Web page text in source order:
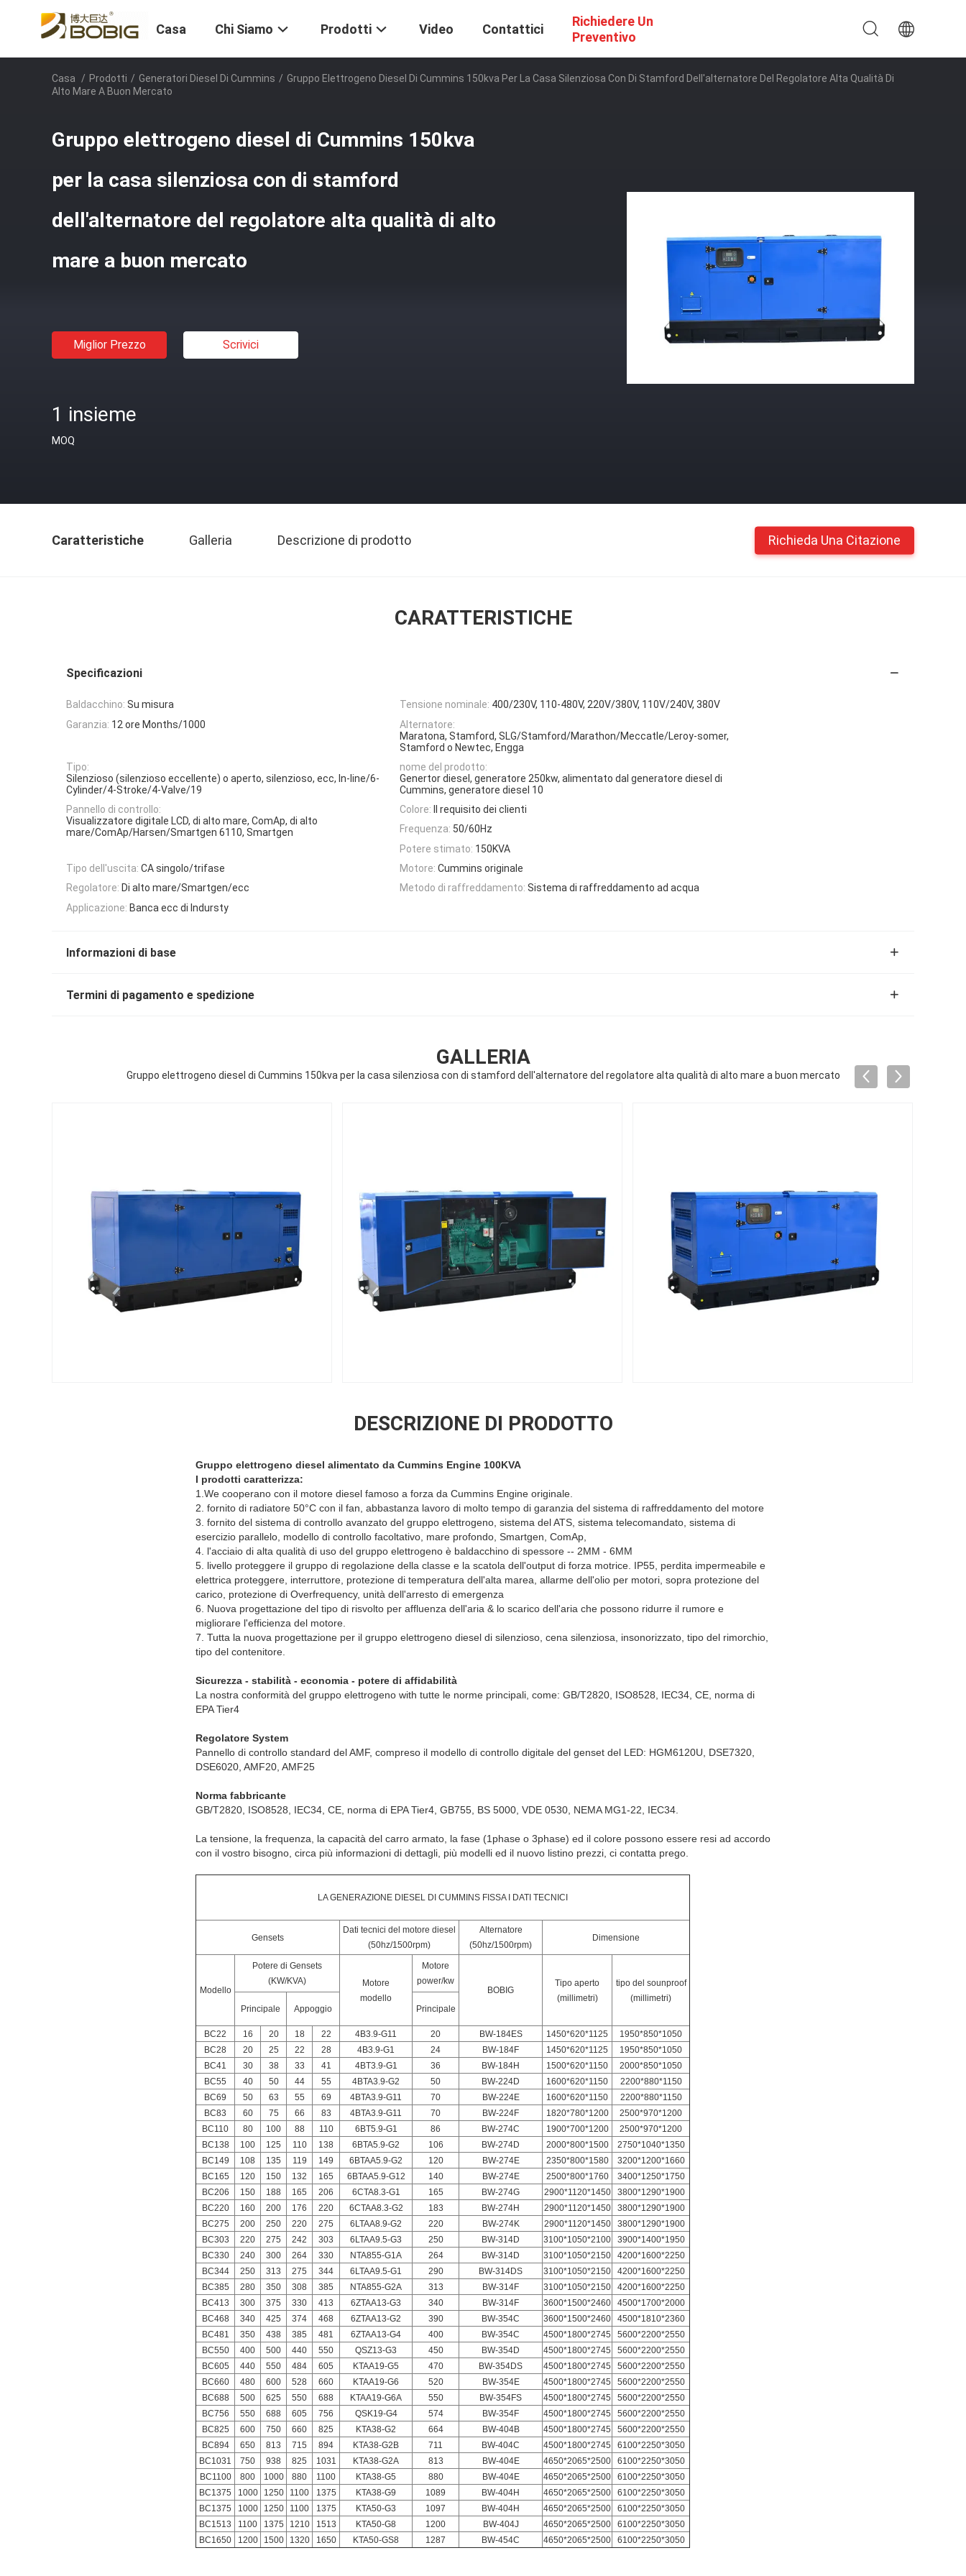
Casa Chi Siamo Prodotti Video Contattici
Richiedere Un
Preventivo
Casa / Prodotti / Generatori Diesel Di Cummins / Gruppo Elettrogeno Diesel Di Cummins 150kva Per La Casa Silenziosa Con Di Stamford Dell'alternatore Del Regolatore Alta Qualità Di
Alto Mare A Buon Mercato
Gruppo elettrogeno diesel di Cummins 150kva
per la casa silenziosa con di stamford
dell'alternatore del regolatore alta qualità di alto
mare a buon mercato
Miglior Prezzo Scrivici
1 insieme
MOQ
Caratteristiche Galleria Descrizione di prodotto Richieda Una Citazione
CARATTERISTICHE
Specificazioni
Baldacchino: Su misura Tensione nominale: 400/230V, 110-480V, 220V/380V, 110V/240V, 380V
Garanzia: 12 ore Months/1000
Alternatore:
Maratona, Stamford, SLG/Stamford/Marathon/Meccatle/Leroy-somer,
Stamford o Newtec, Engga
Tipo:
Silenzioso (silenzioso eccellente) o aperto, silenzioso, ecc, In-line/6-
Cylinder/4-Stroke/4-Valve/19
nome del prodotto:
Genertor diesel, generatore 250kw, alimentato dal generatore diesel di
Cummins, generatore diesel 10
Pannello di controllo:
Visualizzatore digitale LCD, di alto mare, ComAp, di alto
mare/ComAp/Harsen/Smartgen 6110, Smartgen
Colore:
Il requisito dei clienti
Frequenza: 50/60Hz
Potere stimato: 150KVA
Tipo dell'uscita: CA singolo/trifase Motore: Cummins originale
Regolatore: Di alto mare/Smartgen/ecc Metodo di raffreddamento: Sistema di raffreddamento ad acqua
Applicazione: Banca ecc di Indursty
Informazioni di base
Termini di pagamento e spedizione
GALLERIA
Gruppo elettrogeno diesel di Cummins 150kva per la casa silenziosa con di stamford dell'alternatore del regolatore alta qualità di alto mare a buon mercato
DESCRIZIONE DI PRODOTTO
Gruppo elettrogeno diesel alimentato da Cummins Engine 100KVA
I prodotti caratterizza:
1.We cooperano con il motore diesel famoso a forza da Cummins Engine originale.
2. fornito di radiatore 50°C con il fan, abbastanza lavoro di molto tempo di garanzia del sistema di raffreddamento del motore
3. fornito del sistema di controllo avanzato del gruppo elettrogeno, sistema del ATS, sistema telecomandato, sistema di
esercizio parallelo, modello di controllo facoltativo, mare profondo, Smartgen, ComAp,
4. l'acciaio di alta qualità di uso del gruppo elettrogeno è baldacchino di spessore -- 2MM - 6MM
5. livello proteggere il gruppo di regolazione della classe e la scatola dell'output di forza motrice. IP55, perdita impermeabile e
elettrica proteggere, interruttore, protezione di temperatura dell'alta marea, allarme dell'olio per motori, sopra protezione del
carico, protezione di Overfrequency, unità dell'arresto di emergenza
6. Nuova progettazione del tipo di risvolto per affluenza dell'aria & lo scarico dell'aria che possono ridurre il rumore e
migliorare l'efficienza del motore.
7. Tutta la nuova progettazione per il gruppo elettrogeno diesel di silenzioso, cena silenziosa, insonorizzato, tipo del rimorchio,
tipo del contenitore.
Sicurezza - stabilità - economia - potere di affidabilità
La nostra conformità del gruppo elettrogeno with tutte le norme principali, come: GB/T2820, ISO8528, IEC34, CE, norma di
EPA Tier4
Regolatore System
Pannello di controllo standard del AMF, compreso il modello di controllo digitale del genset del LED: HGM6120U, DSE7320,
DSE6020, AMF20, AMF25
Norma fabbricante
GB/T2820, ISO8528, IEC34, CE, norma di EPA Tier4, GB755, BS 5000, VDE 0530, NEMA MG1-22, IEC34.
La tensione, la frequenza, la capacità del carro armato, la fase (1phase o 3phase) ed il colore possono essere resi ad accordo
con il vostro bisogno, circa più informazioni di dettagli, più modelli ed il nuovo listino prezzi, ci contatta prego.
LA GENERAZIONE DIESEL DI CUMMINS FISSA I DATI TECNICI
Gensets
Dati tecnici del motore diesel
(50hz/1500rpm)
Alternatore
(50hz/1500rpm)
Dimensione
Modello
Potere di Gensets
(KW/KVA)
Motore
modello
Motore
power/kw
BOBIG
Tipo aperto
(millimetri)
tipo del sounproof
(millimetri)
Principale
Appoggio Principale
BC22 16 20 18 22 4B3.9-G11 20 BW-184ES 1450*620*1125
1950*850*1050
BC28
20 25 22 28 4B3.9-G1 24 BW-184F 1450*620*1125
1950*850*1050
BC41
30 38 33 41 4BT3.9-G1 36 BW-184H 1500*620*1150
2000*850*1050
BC55
40 50 44 55 4BTA3.9-G2 50 BW-224D 1600*620*1150
2200*880*1150
BC69
50 63 55 69 4BTA3.9-G11 70 BW-224E 1600*620*1150
2200*880*1150
BC83
60 75 66 83 4BTA3.9-G11 70 BW-224F 1820*780*1200
2500*970*1200
BC110
80 100 88 110 6BT5.9-G1 86 BW-274C 1900*700*1200
2500*970*1200
BC138
100 125 110 138 6BTA5.9-G2 106 BW-274D 2000*800*1500
2750*1040*1350
BC149
108 135 119 149 6BTAA5.9-G2 120 BW-274E 2350*800*1580
3200*1200*1660
BC165
120 150 132 165 6BTAA5.9-G12 140 BW-274E 2500*800*1760
3400*1250*1750
BC206
150 188 165 206 6CTA8.3-G1 165 BW-274G 2900*1120*1450
3800*1290*1900
BC220
160 200 176 220 6CTAA8.3-G2 183 BW-274H 2900*1120*1450
3800*1290*1900
BC275
200 250 220 275 6LTAA8.9-G2 220 BW-274K 2900*1120*1450
3800*1290*1900
BC303
220 275 242 303 6LTAA9.5-G3 250 BW-314D 3100*1050*2100
3900*1400*1950
BC330
240 300 264 330 NTA855-G1A 264 BW-314D 3100*1050*2150
4200*1600*2250
BC344
250 313 275 344 6LTAA9.5-G1 290 BW-314DS 3100*1050*2150
4200*1600*2250
BC385
280 350 308 385 NTA855-G2A 313 BW-314F 3100*1050*2150
4200*1600*2250
BC413
300 375 330 413 6ZTAA13-G3 340 BW-314F 3600*1500*2460
4500*1700*2000
BC468
340 425 374 468 6ZTAA13-G2 390 BW-354C 3600*1500*2460
4500*1810*2360
BC481
350 438 385 481 6ZTAA13-G4 400 BW-354C 4500*1800*2745
5600*2200*2550
BC550
400 500 440 550 QSZ13-G3 450 BW-354D 4500*1800*2745
5600*2200*2550
BC605
440 550 484 605 KTAA19-G5 470 BW-354DS 4500*1800*2745
5600*2200*2550
BC660
480 600 528 660 KTAA19-G6 520 BW-354E 4500*1800*2745
5600*2200*2550
BC688
500 625 550 688 KTAA19-G6A 550 BW-354FS 4500*1800*2745
5600*2200*2550
BC756
550 688 605 756 QSK19-G4 574 BW-354F 4500*1800*2745
5600*2200*2550
BC825
600 750 660 825 KTA38-G2 664 BW-404B 4500*1800*2745
5600*2200*2550
BC894
650 813 715 894 KTA38-G2B 711 BW-404C 4500*1800*2745
6100*2250*3050
BC1031
750 938 825 1031 KTA38-G2A 813 BW-404E 4650*2065*2500
6100*2250*3050
BC1100
800 1000 880 1100 KTA38-G5 880 BW-404E 4650*2065*2500
6100*2250*3050
BC1375
1000 1250 1100 1375 KTA38-G9 1089 BW-404H 4650*2065*2500
6100*2250*3050
BC1375
1000 1250 1100 1375 KTA50-G3 1097 BW-404H 4650*2065*2500
6100*2250*3050
BC1513
1100 1375 1210 1513 KTA50-G8 1200 BW-404J 4650*2065*2500
6100*2250*3050
BC1650
1200 1500 1320 1650 KTA50-GS8 1287 BW-454C 4650*2065*2500 6100*2250*3050